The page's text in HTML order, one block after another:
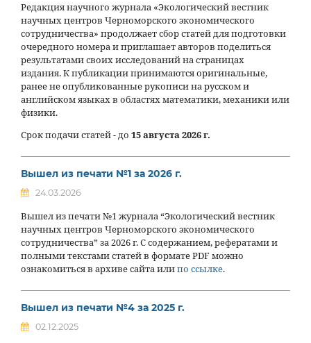
Редакция научного журнала «Экологический вестник
научных центров Черноморского экономического
сотрудничества» продолжает сбор статей для подготовки
очередного номера и приглашает авторов поделиться
результатами своих исследований на страницах
издания. К публикации принимаются оригинальные,
ранее не опубликованные рукописи на русском и
английском языках в областях математики, механики или
физики.
Срок подачи статей - до 15 августа 2026 г.
Вышел из печати №1 за 2026 г.
24.03.2026
Вышел из печати №1 журнала “Экологический вестник
научных центров Черноморского экономического
сотрудничества” за 2026 г. С содержанием, рефератами и
полными текстами статей в формате PDF можно
ознакомиться в архиве сайта илипо ссылке.
Вышел из печати №4 за 2025 г.
02.12.2025